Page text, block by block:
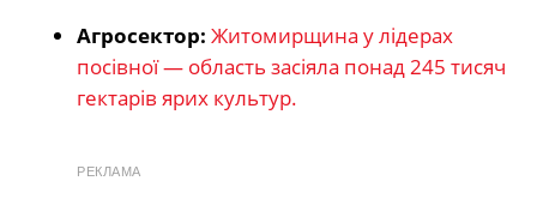
Агросектор: Житомирщина у лідерах
посівної — область засіяла понад 245 тисяч
гектарів ярих культур.
РЕКЛАМА